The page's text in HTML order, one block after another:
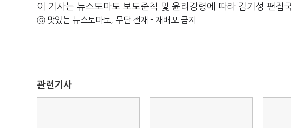
이 기사는 뉴스토마토 보도준칙 및 윤리강령에 따라 김기성 편집
ⓒ 맛있는 뉴스토마토, 무단 전재 - 재배포 금지
관련기사